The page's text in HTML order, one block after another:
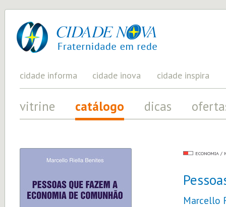
cidade
nova
UM
PROJETO
PELA
FRATERNIDADE
cidade informa cidade inova cidade inspira
vitrine catálogo dicas
ECONOMIA /
Marcello